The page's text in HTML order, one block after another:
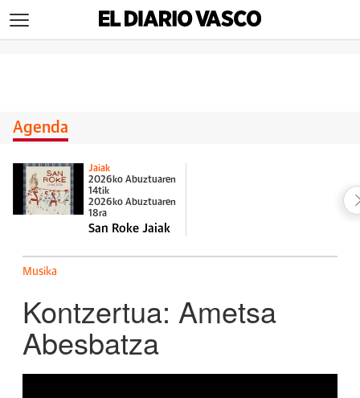
Agenda
Jaiak
2026ko Abuztuaren
14tik
2026ko Abuztuaren
18ra
San Roke Jaiak
Musika
Kontzertua: Ametsa
Abesbatza